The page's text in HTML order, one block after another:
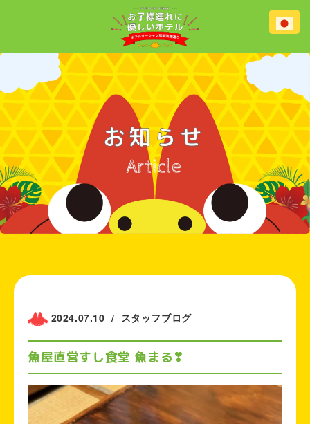
2024.07.10 / スタッフブログ
魚屋直営すし食堂 魚まる❣